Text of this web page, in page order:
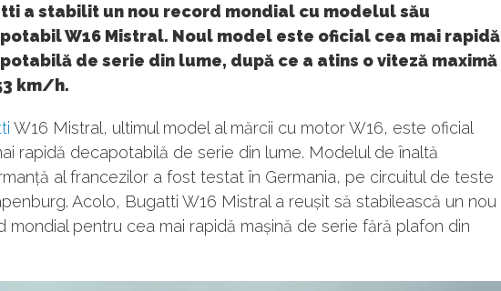
a stabilit un nou record mondial cu modelul său
W16 Mistral. Noul model este oficial cea mai rapidă
de serie din lume, după ce a atins o viteză maximă
km/h.
W16 Mistral, ultimul model al mărcii cu motor W16, este oficial
rapidă decapotabilă de serie din lume. Modelul de înaltă
al francezilor a fost testat în Germania, pe circuitul de teste
Acolo, Bugatti W16 Mistral a reușit să stabilească un nou
mondial pentru cea mai rapidă mașină de serie fără plafon din